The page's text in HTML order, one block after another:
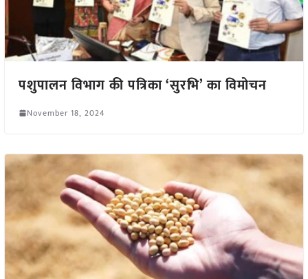
पशुपालन विभाग की पत्रिका ‘सुरभि’ का विमोचन
November 18, 2024